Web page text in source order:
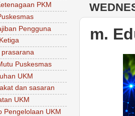
m.
PKM
Pengguna
prasarana
Puskesmas
UKM
dan sasaran
UKM
Pengelolaan UKM